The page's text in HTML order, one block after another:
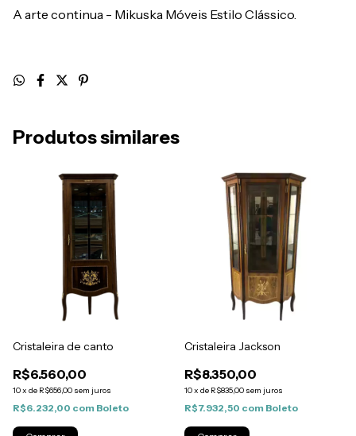
A arte continua - Mikuska Móveis Estilo Clássico.
Produtos similares
Cristaleira de canto
R$6.560,00
10x de R$656,00 sem juros
R$6.232,00 com Boleto
Cristaleira Jackson
R$8.350,00
10x de R$835,00 sem juros
R$7.932,50 com Boleto